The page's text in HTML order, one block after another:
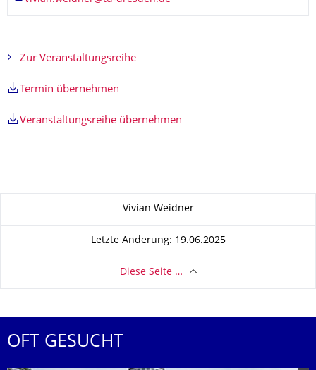
Zur Veranstaltungsreihe
Termin übernehmen
Veranstaltungsreihe übernehmen
Vivian Weidner
Letzte Änderung: 19.06.2025
Diese Seite …
OFT GESUCHT